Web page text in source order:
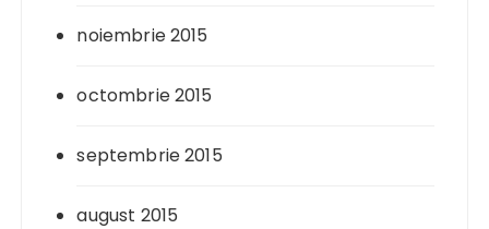
noiembrie 2015
octombrie 2015
septembrie 2015
august 2015